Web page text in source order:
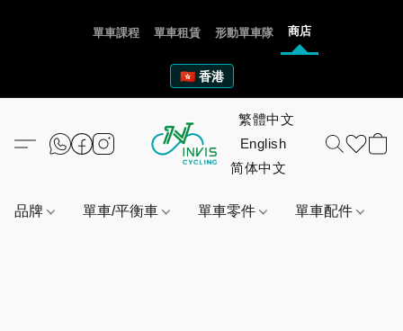
單車課程 單車租賃 形動單車隊 商店
🇭🇰 香港
品牌 單車/平衡車 單車零件 單車配件